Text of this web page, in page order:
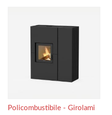
Policombustibile - Girolami